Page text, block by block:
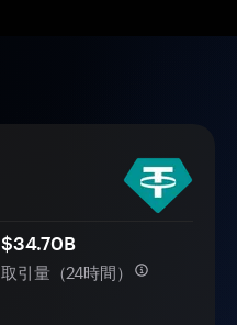
$34.70B
取引量（24時間）